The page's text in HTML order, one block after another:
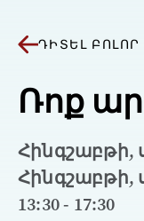
ԴԻՏԵԼ
Ռոք
Հինգշաբթի,
Հինգշաբթի,
13:30 - 17:30